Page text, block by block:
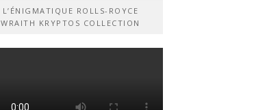
L’ÉNIGMATIQUE ROLLS-ROYCE
WRAITH KRYPTOS COLLECTION